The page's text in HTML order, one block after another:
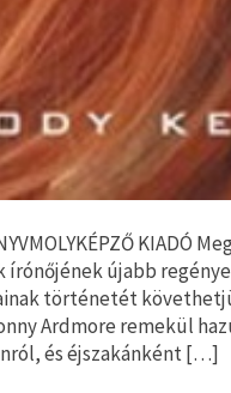
KIADÓ
írónőjének újabb
történetét
Ardmore remekül
és éjszakánként […]